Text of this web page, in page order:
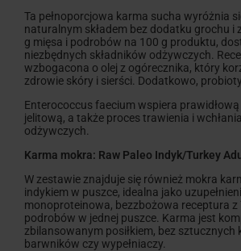
Ta pełnoporcjowa karma sucha wyróżnia
naturalnym składem bez dodatku grochu i
g mięsa i podrobów na 100 g produktu,
niezbędnych składników odżywczych.
wzbogacona o olej z ogórecznika, który
zdrowie skóry i sierści. Dodatkowo,
Enterococcus faecium wspiera
jelitową, a także proces trawienia i
odżywczych.
Karma mokra: Raw Paleo Indyk/Turkey
W zestawie znajduje się również mokra
indykiem w puszce, idealna jako
monoproteinowa, bezzbożowa receptura z
podrobów w jednej puszce. Karma jest
zbilansowanym posiłkiem, bez sztucznych
barwników czy wypełniaczy.